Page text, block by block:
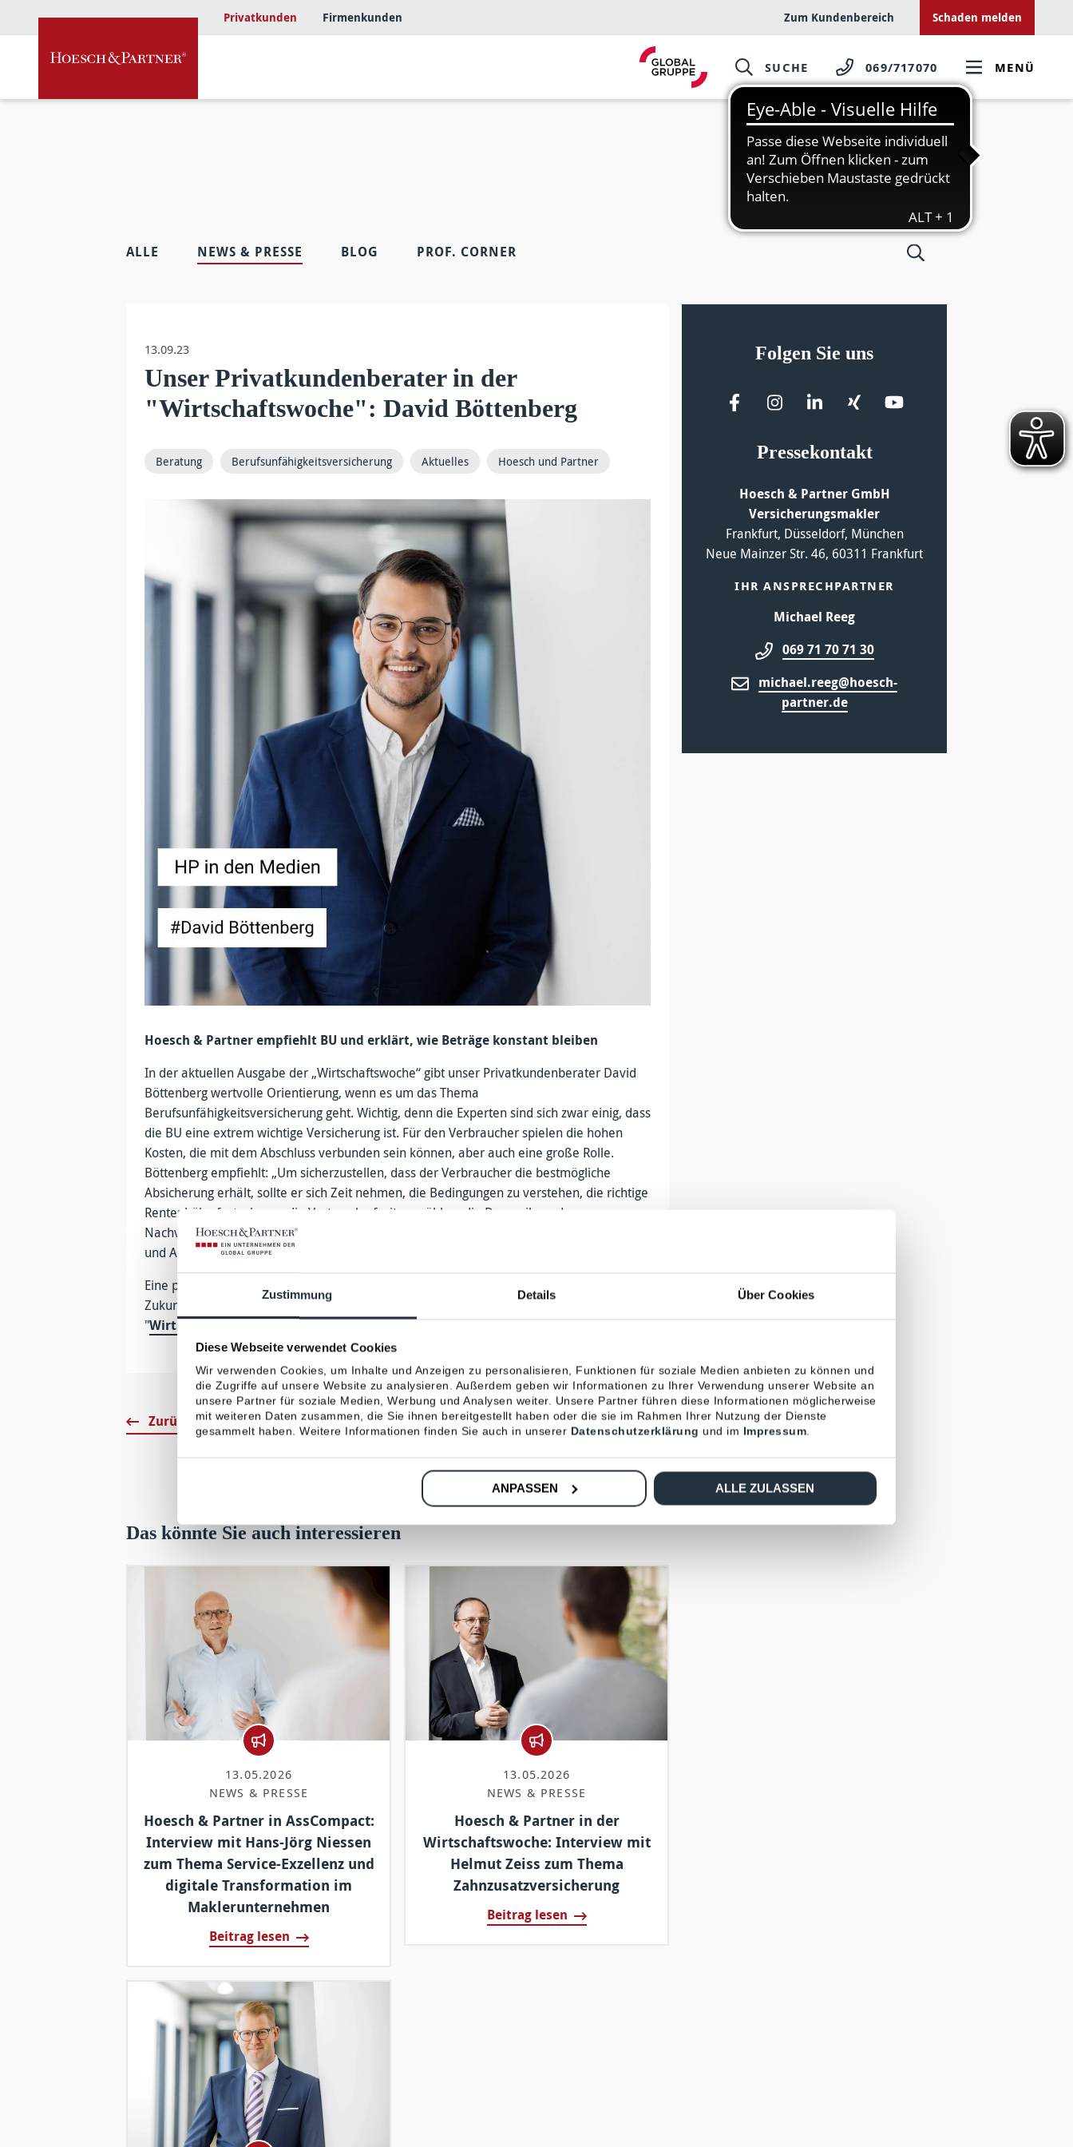
Zustimmung Details Über Cookies
Diese Webseite verwendet Cookies
Wir verwenden Cookies, um Inhalte und Anzeigen zu personalisieren, Funktionen für soziale Medien anbieten zu können und
die Zugriffe auf unsere Website zu analysieren. Außerdem geben wir Informationen zu Ihrer Verwendung unserer Website an
unsere Partner für soziale Medien, Werbung und Analysen weiter. Unsere Partner führen diese Informationen möglicherweise
mit weiteren Daten zusammen, die Sie ihnen bereitgestellt haben oder die sie im Rahmen Ihrer Nutzung der Dienste
gesammelt haben. Weitere Informationen finden Sie auch in unserer Datenschutzerklärung und im Impressum.
ANPASSEN ALLE ZULASSEN
Privatkunden Firmenkunden Zum Kundenbereich Schaden melden
SUCHE 069/717070 MENÜ
ALLE NEWS & PRESSE BLOG PROF. CORNER
Unser Privatkundenberater in der
"Wirtschaftswoche": David Böttenberg
13.09.23
Beratung Berufsunfähigkeitsversicherung Aktuelles Hoesch und Partner
Hoesch & Partner empfiehlt BU und erklärt, wie Beträge konstant bleiben
In der aktuellen Ausgabe der „Wirtschaftswoche“ gibt unser Privatkundenberater David
Böttenberg wertvolle Orientierung, wenn es um das Thema
Berufsunfähigkeitsversicherung geht. Wichtig, denn die Experten sind sich zwar einig, dass
die BU eine extrem wichtige Versicherung ist. Für den Verbraucher spielen die hohen
Kosten, die mit dem Abschluss verbunden sein können, aber auch eine große Rolle.
Böttenberg empfiehlt: „Um sicherzustellen, dass der Verbraucher die bestmögliche
Absicherung erhält, sollte er sich Zeit nehmen, die Bedingungen zu verstehen, die richtige
Rentenhöhe festzulegen, die Vertragslaufzeit zu wählen, die Dynamik- und
Nachversicherungsgarantien zu prüfen, die Gesundheitsprüfung korrekt durchzuführen
und Angebote sorgfältig zu vergleichen.“
Eine professionelle Beratung kann auch hier dabei helfen, den richtigen Schutz für seine
Zukunft zu finden. Den vollständigen Beitrag von Jessica Schwarzer in der
"Wirtschaftswoche" erhalten Sie hier:https://bitly.ws/UBgf
Zurück zur Übersicht Nächster Beitrag
Das könnte Sie auch interessieren
13.05.2026
NEWS & PRESSE
Hoesch & Partner in AssCompact:
Interview mit Hans-Jörg Niessen
zum Thema Service-Exzellenz und
digitale Transformation im
Maklerunternehmen
Beitrag lesen
13.05.2026
NEWS & PRESSE
Hoesch & Partner in der
Wirtschaftswoche: Interview mit
Helmut Zeiss zum Thema
Zahnzusatzversicherung
Beitrag lesen
Folgen Sie uns
Pressekontakt
Hoesch & Partner GmbH
Versicherungsmakler
Frankfurt, Düsseldorf, München
Neue Mainzer Str. 46, 60311 Frankfurt
IHR ANSPRECHPARTNER
Michael Reeg
069 71 70 71 30
michael.reeg@hoesch-
partner.de